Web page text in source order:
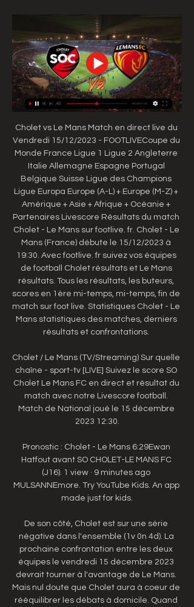
Cholet vs Le Mans Match en direct live du
Vendredi 15/12/2023 - FOOTLIVECoupe du
Monde France Ligue 1 Ligue 2 Angleterre
Italie Allemagne Espagne Portugal
Belgique Suisse Ligue des Champions
Ligue Europa Europe (A-L) + Europe (M-Z) +
Amérique + Asie + Afrique + Océanie +
Partenaires Livescore Résultats du match
Cholet - Le Mans sur footlive. fr. Cholet - Le
Mans (France) débute le 15/12/2023 à
19:30. Avec footlive. fr suivez vos équipes
de football Cholet résultats et Le Mans
résultats. Tous les résultats, les buteurs,
scores en 1ère mi-temps, mi-temps, fin de
match sur foot live. Statistiques Cholet - Le
Mans statistiques des matches, derniers
résultats et confrontations.
Cholet / Le Mans (TV/Streaming) Sur quelle
chaîne - sport-tv [LIVE] Suivez le score SO
Cholet Le Mans FC en direct et résultat du
match avec notre Livescore football.
Match de National joué le 15 décembre
2023 12:30.
Pronostic : Cholet - Le Mans 6:29Ewan
Hatfout avant SO CHOLET-LE MANS FC
(J16). 1 view · 9 minutes ago
MULSANNEmore. Try YouTube Kids. An app
made just for kids.
De son côté, Cholet est sur une série
négative dans l'ensemble (1v 0n 4d). La
prochaine confrontation entre les deux
équipes le vendredi 15 décembre 2023
devrait tourner à l'avantage de Le Mans.
Mais nul doute que Cholet aura à coeur de
rééquilibrer les débats à domicile. Quand